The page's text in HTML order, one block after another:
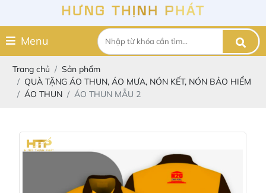
Menu
Trang chủ
Sản phẩm
QUÀ TẶNG ÁO THUN, ÁO MƯA, NÓN KẾT, NÓN BẢO HIỂM
ÁO THUN
ÁO THUN MẪU 2